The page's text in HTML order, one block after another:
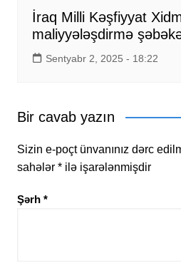
İraq Milli Kəşfiyyat
maliyyələşdirmə
Sentyabr 2, 2025 - 18:22
Bir cavab yazın
Sizin e-poçt ünvanınız dərc
sahələr *ilə işarələnmişdir
Şərh *